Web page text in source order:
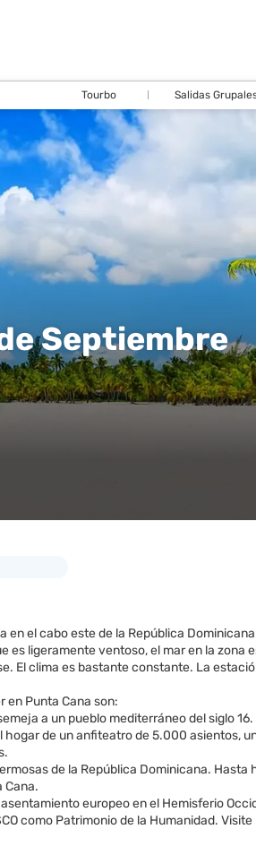
Tourbo Salidas
Septiembre
en el cabo este de la República
es ligeramente ventoso, el mar en la
El clima es bastante constante. La
en Punta Cana son:
a un pueblo mediterráneo del siglo
hogar de un anfiteatro de 5.000 asientos,
de la República Dominicana.
Cana.
asentamiento europeo en el Hemisferio
como Patrimonio de la Humanidad.